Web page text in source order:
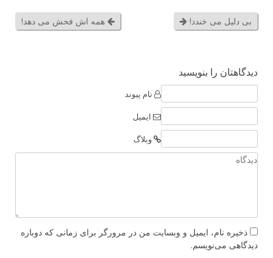
همه اش فحش می دهد! بی دلیل می خندد!
دیدگاهتان را بنویسید
نام پیوند
ایمیل
وبلاگ
ذخیره نام، ایمیل و وبسایت من در مرورگر برای زمانی که دوباره
دیدگاهی می‌نویسم.